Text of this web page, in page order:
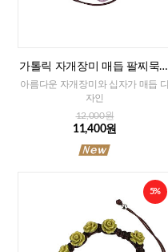
가톨릭 자개장미 매듭 팔찌묵주
(퍼플)-8mm
아름다운 자개장미와 십자가 매듭 디
자인
12,000원
11,400원
5%